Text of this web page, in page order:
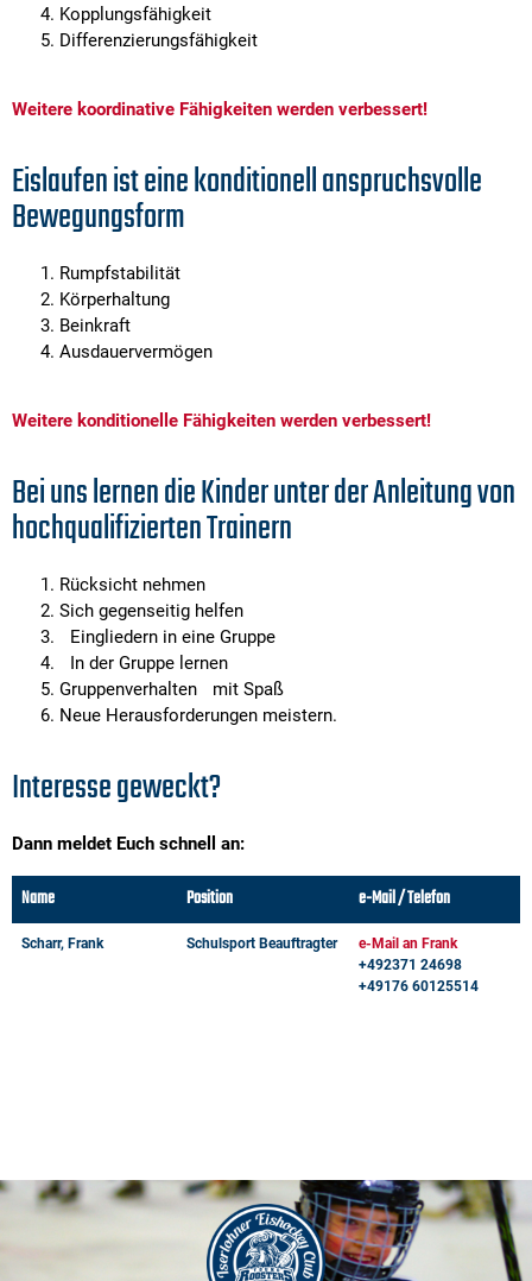
Kopplungsfähigkeit
Differenzierungsfähigkeit
Weitere koordinative Fähigkeiten werden verbessert!
Eislaufen ist eine konditionell anspruchsvolle
Bewegungsform
Rumpfstabilität
Körperhaltung
Beinkraft
Ausdauervermögen
Weitere konditionelle Fähigkeiten werden verbessert!
Bei uns lernen die Kinder unter der Anleitung von
hochqualifizierten Trainern
Rücksicht nehmen
Sich gegenseitig helfen
Eingliedern in eine Gruppe
In der Gruppe lernen
Gruppenverhalten mit Spaß
Neue Herausforderungen meistern.
Interesse geweckt?
Dann meldet Euch schnell an:
Name Position e-Mail / Telefon
Scharr, Frank Schulsport Beauftragter
e-Mail an Frank
+492371 24698
+49176 60125514